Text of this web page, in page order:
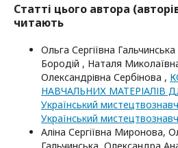
Статті цього автора
читають
Ольга Сергіївна
Бородій , Наталя
Олександрівна Сербінова ,
НАВЧАЛЬНИХ МАТЕРІАЛІВ
Український
Український
Аліна Сергіївна Миронова,
Гальчинська, Олександра